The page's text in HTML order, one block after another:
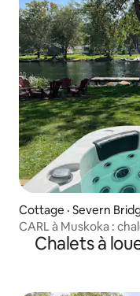
Cottage · Severn
CARL à Muskoka :
Chalets à